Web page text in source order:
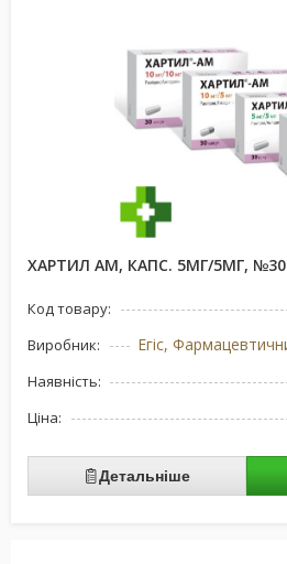
ХАРТИЛ АМ, КАПС. 5МГ/5МГ, №30
Код товару:
Виробник:
Наявність:
Ціна:
Детальніше